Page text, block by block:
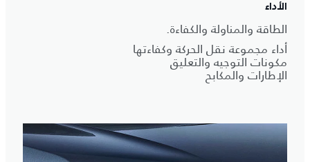
الأداء
الطاقة والمناولة والكفاءة.
أداء مجموعة نقل الحركة وكفاءتها
مكونات التوجيه والتعليق
الإطارات والمكابح